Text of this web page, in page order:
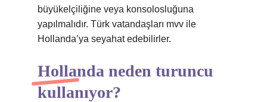
büyükelçiliğine veya konsolosluğuna
yapılmalıdır. Türk vatandaşları mvv ile
Hollanda’ya seyahat edebilirler.
Hollanda neden turuncu
kullanıyor?